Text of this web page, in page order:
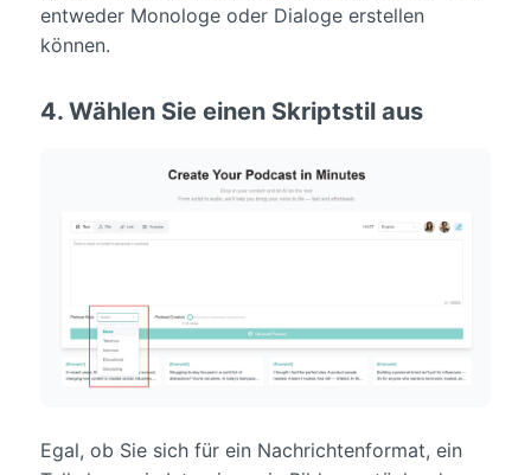
entweder Monologe oder Dialoge erstellen
können.
4. Wählen Sie einen Skriptstil aus
Egal, ob Sie sich für ein Nachrichtenformat, ein